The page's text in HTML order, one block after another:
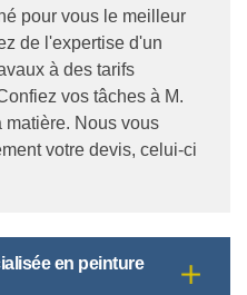
pour vous le meilleur
de l'expertise d'un
à des tarifs
vos tâches à M.
matière. Nous vous
votre devis, celui-ci
en peinture